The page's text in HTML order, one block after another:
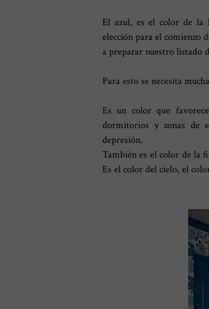
El azul, es el color de la
elección para el comienzo
a preparar nuestro listado
Para esto se necesita
Es un color que
dormitorios y zonas de
depresión.
También es el color de la
Es el color del cielo, el